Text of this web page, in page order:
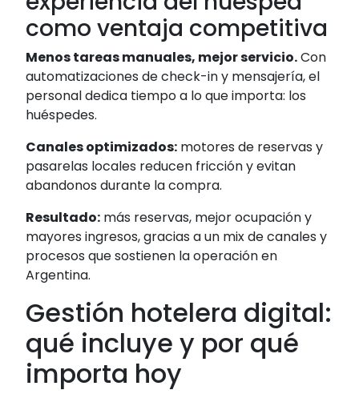
como ventaja competitiva
Menos tareas manuales, mejor servicio.Con
automatizaciones de check-in y mensajería, el
personal dedica tiempo a lo que importa: los
huéspedes.
Canales optimizados: motores de reservas y
pasarelas locales reducen fricción y evitan
abandonos durante la compra.
Resultado: más reservas, mejor ocupación y
mayores ingresos, gracias a un mix de canales y
procesos que sostienen la operación en
Argentina.
Gestión hotelera digital:
qué incluye y por qué
importa hoy